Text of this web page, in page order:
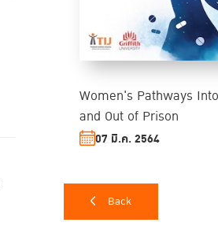
Women's Pathways
and Out of Prison
07 มี.ค. 2564
Back